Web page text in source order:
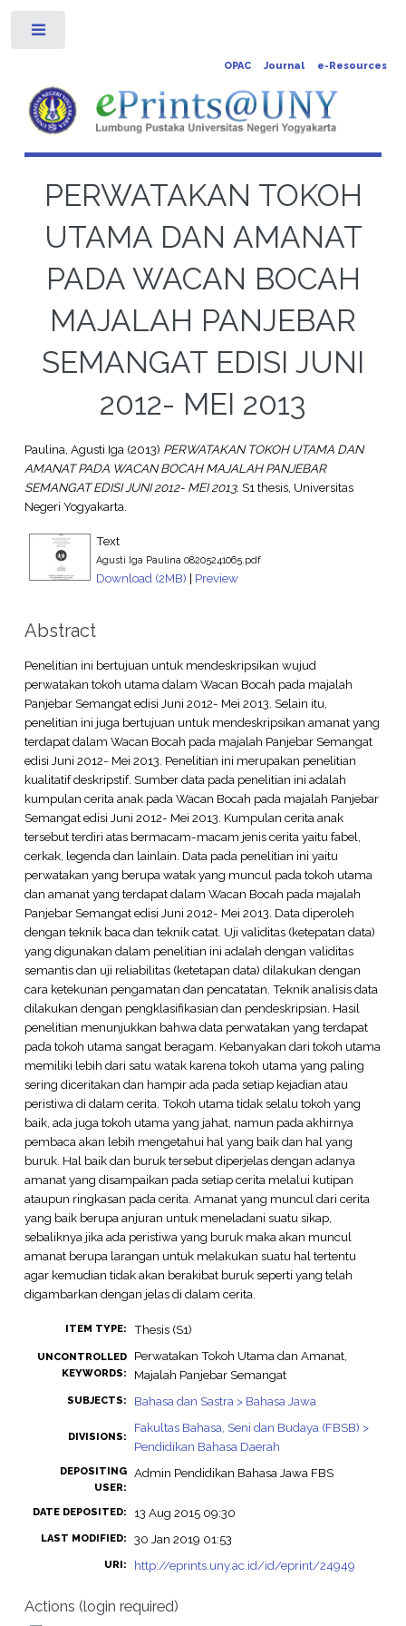
OPAC Journal e-Resources
PERWATAKAN TOKOH
UTAMA DAN AMANAT
PADA WACAN BOCAH
MAJALAH PANJEBAR
SEMANGAT EDISI JUNI
2012- MEI 2013
Paulina, Agusti Iga(2013) PERWATAKAN TOKOH UTAMA DAN
AMANAT PADA WACAN BOCAH MAJALAH PANJEBAR
SEMANGAT EDISI JUNI 2012- MEI 2013. S1 thesis, Universitas
Negeri Yogyakarta.
Text
Agusti Iga Paulina 08205241065.pdf
Download (2MB) | Preview
Abstract
Penelitian ini bertujuan untuk mendeskripsikan wujud
perwatakan tokoh utama dalam Wacan Bocah pada majalah
Panjebar Semangat edisi Juni 2012- Mei 2013. Selain itu,
penelitian ini juga bertujuan untuk mendeskripsikan amanat yang
terdapat dalam Wacan Bocah pada majalah Panjebar Semangat
edisi Juni 2012- Mei 2013. Penelitian ini merupakan penelitian
kualitatif deskripstif. Sumber data pada penelitian ini adalah
kumpulan cerita anak pada Wacan Bocah pada majalah Panjebar
Semangat edisi Juni 2012- Mei 2013. Kumpulan cerita anak
tersebut terdiri atas bermacam-macam jenis cerita yaitu fabel,
cerkak, legenda dan lainlain. Data pada penelitian ini yaitu
perwatakan yang berupa watak yang muncul pada tokoh utama
dan amanat yang terdapat dalam Wacan Bocah pada majalah
Panjebar Semangat edisi Juni 2012- Mei 2013. Data diperoleh
dengan teknik baca dan teknik catat. Uji validitas (ketepatan data)
yang digunakan dalam penelitian ini adalah dengan validitas
semantis dan uji reliabilitas (ketetapan data) dilakukan dengan
cara ketekunan pengamatan dan pencatatan. Teknik analisis data
dilakukan dengan pengklasifikasian dan pendeskripsian. Hasil
penelitian menunjukkan bahwa data perwatakan yang terdapat
pada tokoh utama sangat beragam. Kebanyakan dari tokoh utama
memiliki lebih dari satu watak karena tokoh utama yang paling
sering diceritakan dan hampir ada pada setiap kejadian atau
peristiwa di dalam cerita. Tokoh utama tidak selalu tokoh yang
baik, ada juga tokoh utama yang jahat, namun pada akhirnya
pembaca akan lebih mengetahui hal yang baik dan hal yang
buruk. Hal baik dan buruk tersebut diperjelas dengan adanya
amanat yang disampaikan pada setiap cerita melalui kutipan
ataupun ringkasan pada cerita. Amanat yang muncul dari cerita
yang baik berupa anjuran untuk meneladani suatu sikap,
sebaliknya jika ada peristiwa yang buruk maka akan muncul
amanat berupa larangan untuk melakukan suatu hal tertentu
agar kemudian tidak akan berakibat buruk seperti yang telah
digambarkan dengan jelas di dalam cerita.
ITEM TYPE: Thesis (S1)
UNCONTROLLED
KEYWORDS:
Perwatakan Tokoh Utama dan Amanat,
Majalah Panjebar Semangat
SUBJECTS: Bahasa dan Sastra > Bahasa Jawa
DIVISIONS:
Fakultas Bahasa, Seni dan Budaya (FBSB) >
Pendidikan Bahasa Daerah
DEPOSITING
USER:
Admin Pendidikan Bahasa Jawa FBS
DATE DEPOSITED: 13 Aug 2015 09:30
LAST MODIFIED: 30 Jan 2019 01:53
URI: http://eprints.uny.ac.id/id/eprint/24949
Actions (login required)